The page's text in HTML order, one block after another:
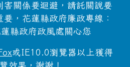
害關係要迴避，請託關說要
，花蓮縣政府廉政專線：
縣政府政風處關心您
或IE10.0瀏覽器以上獲得
效果，謝謝！